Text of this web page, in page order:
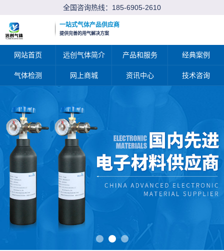
全国咨询热线： 185-6905-2610
一站式气体产品供应商
提供完善的用气解决方案
网站首页 远创气体简介 产品和服务 经典案例
气体检测 网上商城 资讯中心 技术咨询